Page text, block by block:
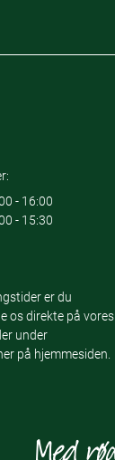
- 16:00
- 15:30
er du
os direkte på vores
under
på hjemmesiden.